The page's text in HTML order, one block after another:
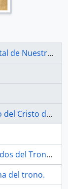
de los Dolores
la Redención
de la Redención.
del trono.